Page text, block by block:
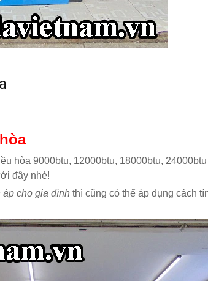
hòa 9000btu, 12000btu, 18000btu,
đây nhé!
áp cho gia đình thì cũng có thể áp dụng cách